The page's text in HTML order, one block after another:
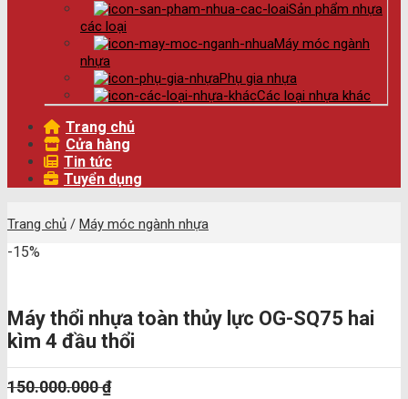
Sản phẩm nhựa
các loại
Máy móc ngành
nhựa
Phụ gia nhựa
Các loại nhựa khác
Trang chủ
Cửa hàng
Tin tức
Tuyển dụng
Trang chủ / Máy móc ngành nhựa
-15%
Máy thổi nhựa toàn thủy lực OG-SQ75 hai
kìm 4 đầu thổi
150.000.000₫